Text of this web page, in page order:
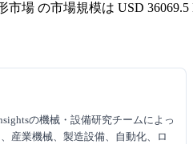
市場 の市場規模は USD
の機械・設備研究チームによっ
産業機械、製造設備、自動化、ロ